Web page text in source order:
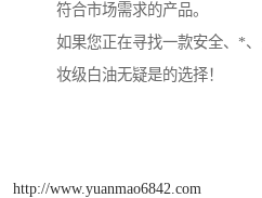
符合市场需求的产品。
如果您正在寻找一款安全、*
妆级白油无疑是的选择！
http://www.yuanmao6842.com